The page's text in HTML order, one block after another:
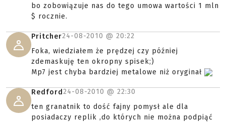
bo zobowiązuje nas do tego umowa wartości 1 mln
$ rocznie.
Pritcher24-08-2010 @ 20:22
Foka, wiedziałem że prędzej czy później
zdemaskuję ten okropny spisek;)
Mp7 jest chyba bardziej metalowe niż oryginał
Redford24-08-2010 @ 22:30
ten granatnik to dość fajny pomysł ale dla
posiadaczy replik ,do których nie można podpiąć